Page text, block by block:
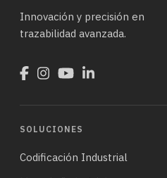
Innovación y precisión en
trazabilidad avanzada.
SOLUCIONES
Codificación Industrial